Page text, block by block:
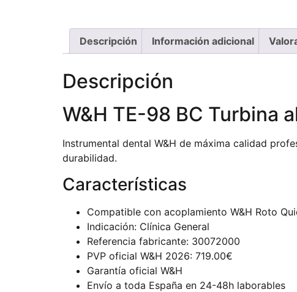
Descripción Información adicional
Descripción
W&H TE-98 BC Turbina
Instrumental dental W&H de máxima calidad
durabilidad.
Características
Compatible con acoplamiento W&H Roto
Indicación: Clínica General
Referencia fabricante: 30072000
PVP oficial W&H 2026: 719.00€
Garantía oficial W&H
Envío a toda España en 24-48h laborables